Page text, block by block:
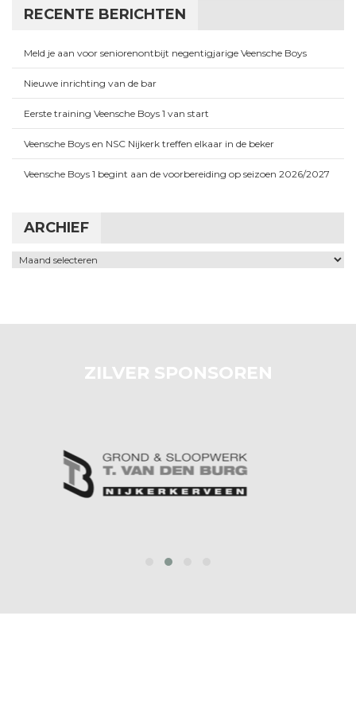
RECENTE BERICHTEN
Meld je aan voor seniorenontbijt negentigjarige Veensche Boys
Nieuwe inrichting van de bar
Eerste training Veensche Boys 1 van start
Veensche Boys en NSC Nijkerk treffen elkaar in de beker
Veensche Boys 1 begint aan de voorbereiding op seizoen 2026/2027
ARCHIEF
Archief
ZILVER SPONSOREN
prev